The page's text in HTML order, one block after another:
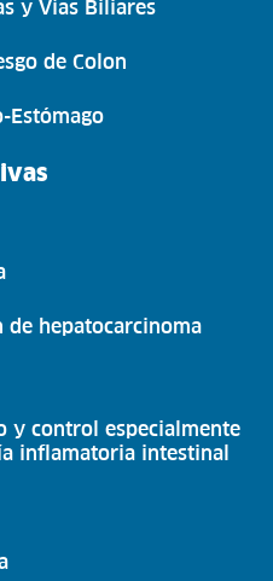
y Vías Biliares
de Colon
Estómago
de hepatocarcinoma
y control especialmente
inflamatoria intestinal